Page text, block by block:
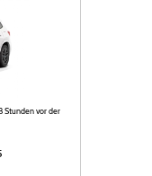
Stunden vor der